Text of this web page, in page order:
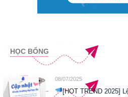
HỌC BỔNG
08/07/2025
[HOT TREND 2025]